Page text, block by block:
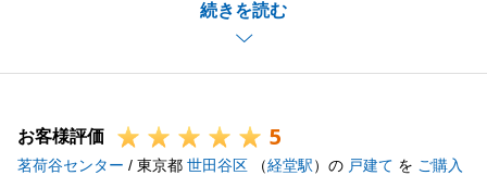
続きを読む
もスピーディーにご対応を頂きました。
今後とも、お困りごとや気になること等ございました
ご連絡下さいませ。
お客様評価 5
茗荷谷センター / 東京都 世田谷区 （経堂駅）の 戸建て を ご購入